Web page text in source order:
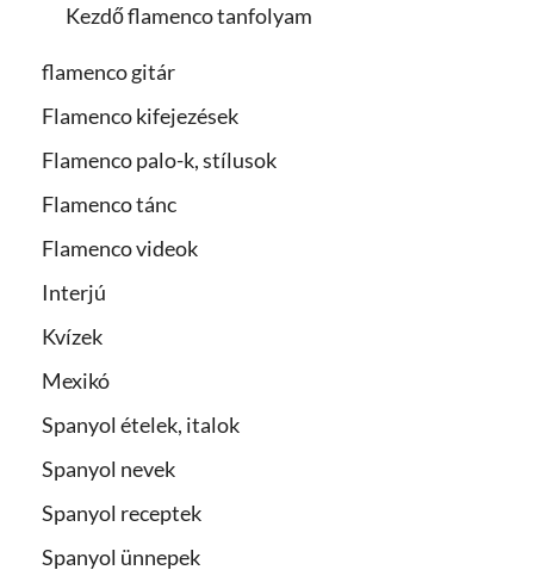
Kezdő flamenco tanfolyam
flamenco gitár
Flamenco kifejezések
Flamenco palo-k, stílusok
Flamenco tánc
Flamenco videok
Interjú
Kvízek
Mexikó
Spanyol ételek, italok
Spanyol nevek
Spanyol receptek
Spanyol ünnepek